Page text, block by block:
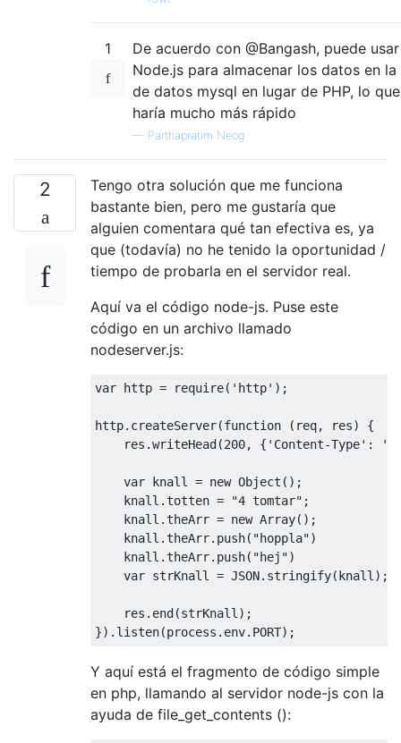
1
De acuerdo con @Bangash, puede usar
Node.js para almacenar los datos en la
de datos mysql en lugar de PHP, lo
haría mucho más rápido
— Parthapratim Neog
2
Tengo otra solución que me funciona
bastante bien, pero me gustaría que
alguien comentara qué tan efectiva es, ya
que (todavía) no he tenido la oportunidad /
tiempo de probarla en el servidor real.
Aquí va el código node-js. Puse este
código en un archivo llamado
nodeserver.js:
var http = require( 'http' );
http. createServer(function ( req, res)
{
    res
.writeHead(200, { 'Content-Type' :
var knall = new Object ();
    knall
.totten = "4 tomtar" ;
    knall
.theArr = new Array();
    knall
.theArr. push( "hoppla")
    knall
.theArr. push( "hej")
var strKnall = JSON. stringify(knall );
    res
. end(strKnall );
}). listen(process . env. PORT);
Y aquí está el fragmento de código simple
en php, llamando al servidor node-js con la
ayuda de file_get_contents ():